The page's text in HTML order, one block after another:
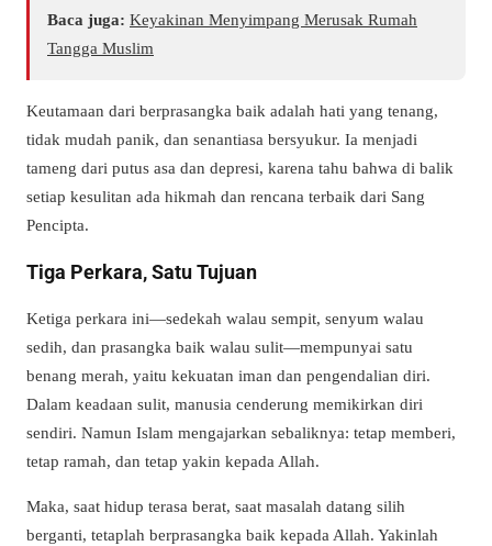
Baca juga: Keyakinan Menyimpang Merusak Rumah
Tangga Muslim
Keutamaan dari berprasangka baik adalah hati yang tenang,
tidak mudah panik, dan senantiasa bersyukur. Ia menjadi
tameng dari putus asa dan depresi, karena tahu bahwa di balik
setiap kesulitan ada hikmah dan rencana terbaik dari Sang
Pencipta.
Tiga Perkara, Satu Tujuan
Ketiga perkara ini—sedekah walau sempit, senyum walau
sedih, dan prasangka baik walau sulit—mempunyai satu
benang merah, yaitu kekuatan iman dan pengendalian diri.
Dalam keadaan sulit, manusia cenderung memikirkan diri
sendiri. Namun Islam mengajarkan sebaliknya: tetap memberi,
tetap ramah, dan tetap yakin kepada Allah.
Maka, saat hidup terasa berat, saat masalah datang silih
berganti, tetaplah berprasangka baik kepada Allah. Yakinlah